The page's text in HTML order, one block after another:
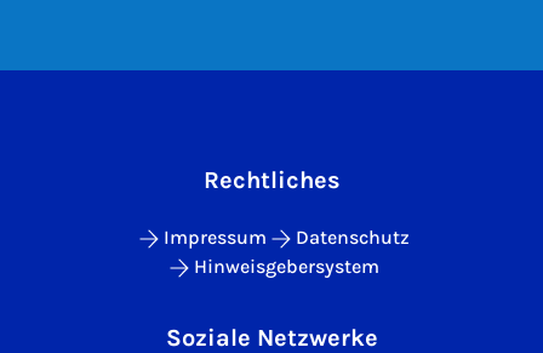
Rechtliches
Impressum
Datenschutz
Hinweisgebersystem
Soziale Netzwerke